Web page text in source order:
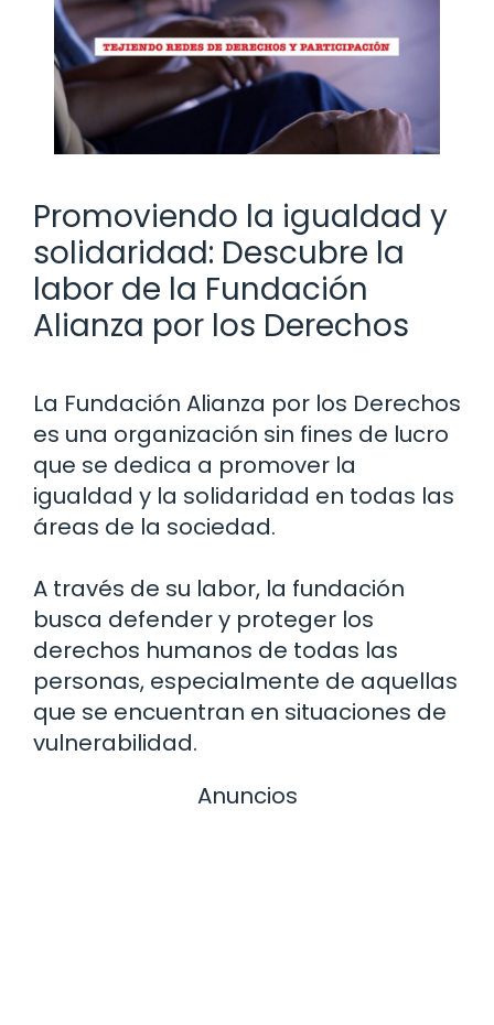
Promoviendo la igualdad y
solidaridad: Descubre la
labor de la Fundación
Alianza por los Derechos
La Fundación Alianza por los Derechos
es una organización sin fines de lucro
que se dedica a promover la
igualdad y la solidaridad en todas las
áreas de la sociedad.
A través de su labor, la fundación
busca defender y proteger los
derechos humanos de todas las
personas, especialmente de aquellas
que se encuentran en situaciones de
vulnerabilidad.
Anuncios